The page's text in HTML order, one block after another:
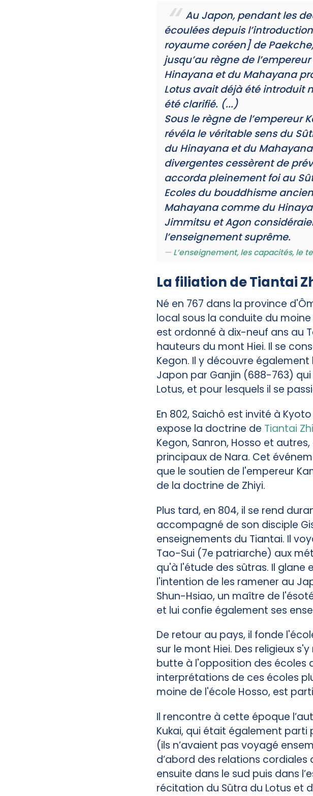
Au Japon, pendant les
écoulées depuis
royaume coréen] de
jusqu’au règne de
Hinayana et du Mahayana
Lotus avait déjà été introduit
été clarifié. (...)
Sous le règne de l’empereur
révéla le véritable sens du
du Hinayana et du
divergentes cessèrent de
accorda pleinement foi au
Ecoles du bouddhisme
Mahayana comme du
Jimmitsu et Agon
l’enseignement suprême.
L’enseignement, les capacités, le
La filiation de Tiantai
Né en 767 dans la province
local sous la conduite du
est ordonné à dix-neuf ans au
hauteurs du mont Hiei. Il se
Kegon. Il y découvre
Japon par Ganjin (688-763)
Lotus, et pour lesquels il se
En 802, Saichô est invité à
expose la doctrine de Tiantai
Kegon, Sanron, Hosso et
principaux de Nara. Cet
que le soutien de l'empereur
de la doctrine de Zhiyi.
Plus tard, en 804, il se rend
accompagné de son disciple
enseignements du Tiantai. Il
Tao-Sui (7e patriarche) aux
qu'à l'étude des sûtras. Il
l'intention de les ramener au
Shun-Hsiao, un maître de
et lui confie également ses
De retour au pays, il fonde
sur le mont Hiei. Des religieux
butte à l'opposition des écoles
interprétations de ces écoles
moine de l'école Hosso, est
Il rencontre à cette époque
Kukai, qui était également parti
(ils n’avaient pas voyagé
d’abord des relations
ensuite dans le sud puis dans
récitation du Sûtra du Lotus et